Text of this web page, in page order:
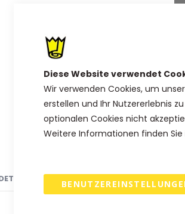
Diese Website verwendet
Wir verwenden Cookies, um
erstellen und Ihr Nutzererlebnis
optionalen Cookies nicht
Weitere Informationen finden Sie
VERSAND & RETOURE